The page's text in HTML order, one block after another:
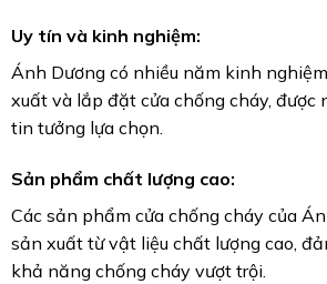
Uy tín và kinh nghiệm:
Ánh Dương có nhiều năm kinh
xuất và lắp đặt cửa chống cháy, được
tin tưởng lựa chọn.
Sản phẩm chất lượng cao:
Các sản phẩm cửa chống cháy của
sản xuất từ vật liệu chất lượng cao,
khả năng chống cháy vượt trội.